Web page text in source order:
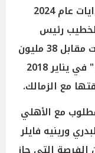
رحل عن الأهلي بشكل نهائي في بدايات عام 2024
رئيس
الأهلي في رئاسته للنادي والتي تمت مقابل 38 مليون
جنيه " مايوازي 2 مليون دولار وقتها " في يناير 2018
مع الزمالك.
مع الأهلي
ورينيه فايلر